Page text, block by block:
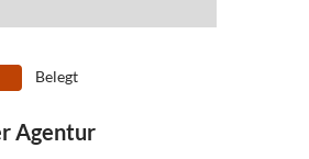
Belegt
Agentur